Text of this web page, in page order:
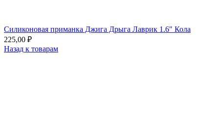
Силиконовая приманка Джига Дрыга Лаврик 1.6" Кола
225,00 ₽
Назад к товарам